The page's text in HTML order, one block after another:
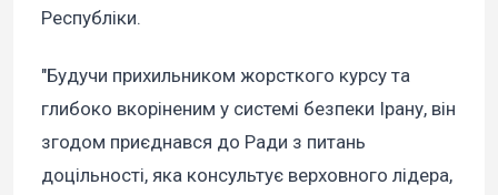
Республіки.
"Будучи прихильником жорсткого курсу та
глибоко вкоріненим у системі безпеки Ірану, він
згодом приєднався до Ради з питань
доцільності, яка консультує верховного лідера,